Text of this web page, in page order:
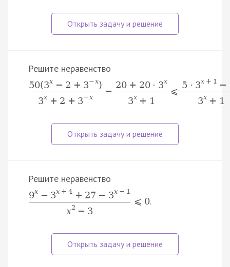
Решите неравенство
50(3x − 2 + 3−x)
3x + 2 + 3−x
−
20 + 20 ⋅ 3x
3x + 1
⩽
5 ⋅ 3x + 1 −
3x + 1
Решите неравенство
9x − 3x + 4 + 27 − 3x − 1
x2 − 3
⩽ 0.